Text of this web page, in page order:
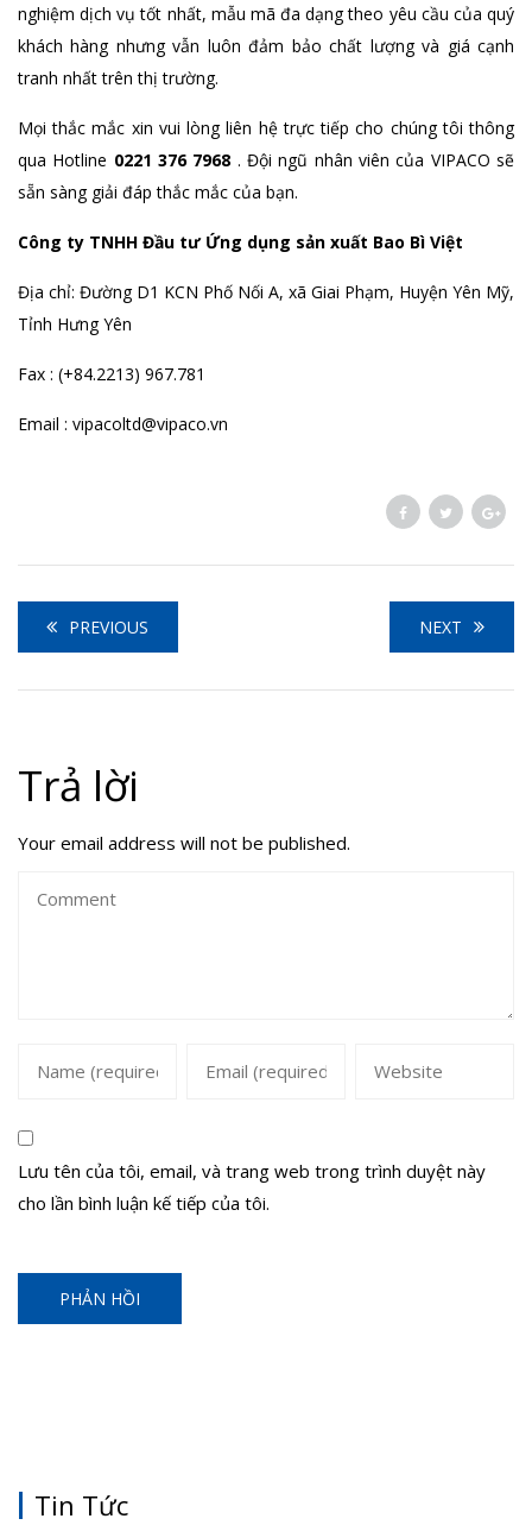
nghiệm dịch vụ tốt nhất, mẫu mã đa dạng theo yêu cầu của quý
khách hàng nhưng vẫn luôn đảm bảo chất lượng và giá cạnh
tranh nhất trên thị trường.
Mọi thắc mắc xin vui lòng liên hệ trực tiếp cho chúng tôi thông
qua Hotline 0221 376 7968 . Đội ngũ nhân viên của VIPACO sẽ
sẵn sàng giải đáp thắc mắc của bạn.
Công ty TNHH Đầu tư Ứng dụng sản xuất Bao Bì Việt
Địa chỉ: Đường D1 KCN Phố Nối A, xã Giai Phạm, Huyện Yên Mỹ,
Tỉnh Hưng Yên
Fax : (+84.2213) 967.781
Email : vipacoltd@vipaco.vn
PREVIOUS NEXT
Trả lời
Your email address will not be published.
Lưu tên của tôi, email, và trang web trong trình duyệt này
cho lần bình luận kế tiếp của tôi.
Tin Tức